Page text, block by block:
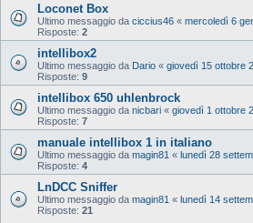
Loconet Box
Ultimo messaggio da ciccius46 « mercoledì 6
Risposte: 2
intellibox2
Ultimo messaggio da Dario « giovedì 15 ottobre
Risposte: 9
intellibox 650 uhlenbrock
Ultimo messaggio da nicbari « giovedì 1 ottobre
Risposte: 7
manuale intellibox 1 in italiano
Ultimo messaggio da magin81 « lunedì 28
Risposte: 4
LnDCC Sniffer
Ultimo messaggio da magin81 « lunedì 14
Risposte: 21